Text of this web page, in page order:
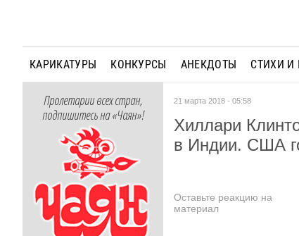
КАРИКАТУРЫ КОНКУРСЫ АНЕКДОТЫ СТИХИ И
Пролетарии всех стран,
подпишитесь на «Чаян»!
21 марта 2018 - 05:58
Хиллари
в Индии. США
Оставьте реакцию на
материал